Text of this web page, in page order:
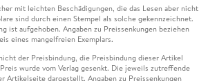
mit leichten Beschädigungen, die das Lesen aber nicht
sind durch einen Stempel als solche gekennzeichnet.
ist aufgehoben. Angaben zu Preissenkungen beziehen
eines mangelfreien Exemplars.
der Preisbindung, die Preisbindung dieser Artikel
wurde vom Verlag gesenkt. Die jeweils zutreffende
Artikelseite dargestellt. Angaben zu Preissenkungen